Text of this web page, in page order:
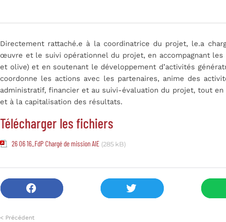
Directement rattaché.e à la coordinatrice du projet, le.a
œuvre et le suivi opérationnel du projet, en accompagnant
et olive) et en soutenant le développement d’activités
coordonne les actions avec les partenaires, anime des
administratif, financier et au suivi-évaluation du projet, tout
et à la capitalisation des résultats.
Télécharger les fichiers
26 06 16_FdP Chargé de mission AIE (285 kB)
< Précédent